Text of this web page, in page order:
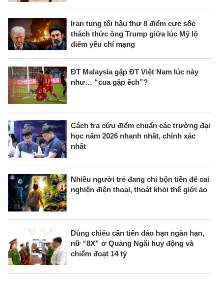
Iran tung tối hậu thư 8 điểm cực sốc
thách thức ông Trump giữa lúc Mỹ lộ
điểm yếu chí mạng
ĐT Malaysia gặp ĐT Việt Nam lúc này
như… “cua gặp ếch”?
Cách tra cứu điểm chuẩn các trường đại
học năm 2026 nhanh nhất, chính xác
nhất
Nhiều người trẻ đang chi bộn tiền để cai
nghiện điện thoại, thoát khỏi thế giới ảo
Dùng chiêu cần tiền đáo hạn ngân hạn,
nữ “8X” ở Quảng Ngãi huy động và
chiếm đoạt 14 tỷ